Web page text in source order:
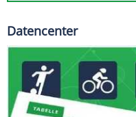
Datencenter